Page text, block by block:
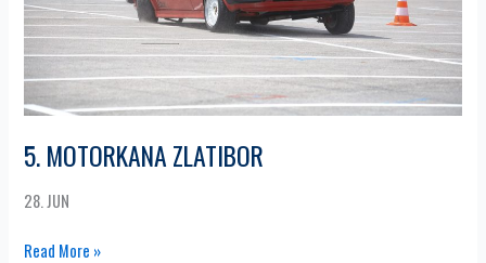
5. MOTORKANA ZLATIBOR
28. JUN
Read More »